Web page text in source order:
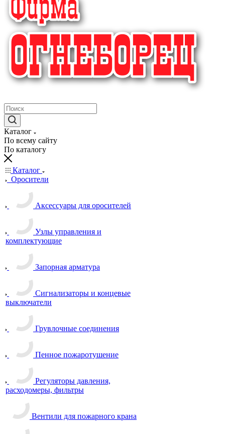
Каталог
По всему сайту
По каталогу
Каталог
Оросители
Аксессуары для оросителей
Узлы управления и
комплектующие
Запорная арматура
Сигнализаторы и концевые
выключатели
Грувлочные соединения
Пенное пожаротушение
Регуляторы давления,
расходомеры, фильтры
Вентили для пожарного крана